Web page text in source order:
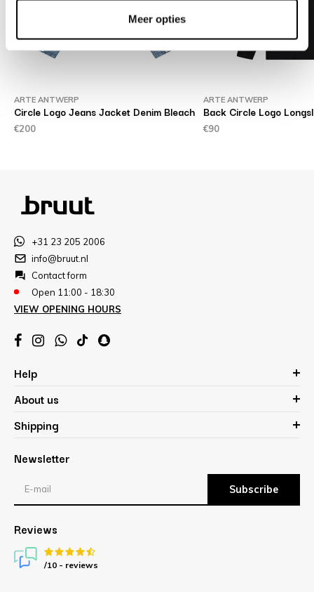
Meer opties
ARTE ANTWERP
Circle Logo Jeans Jacket Denim Bleach
€200
ARTE ANTWERP
Back Circle Logo
€90
+31 23 205 2006
info@bruut.nl
Contact form
Open 11:00 - 18:30
VIEW OPENING HOURS
Help
About us
Shipping
Newsletter
Subscribe
Reviews
/10 - reviews